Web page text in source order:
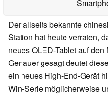
Der allseits bekannte
Station hat heute verraten,
neues OLED-Tablet auf den
Genauer gesagt deutet
ein neues High-End-Gerät
Win-Serie möglicherweise